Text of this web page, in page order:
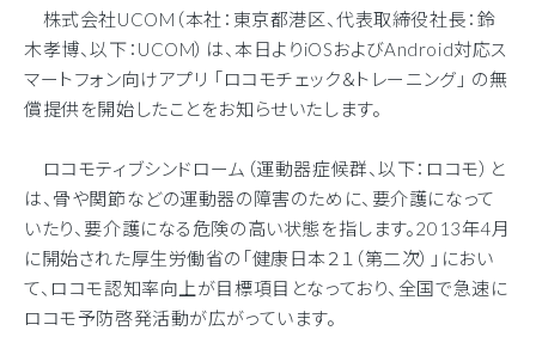
株式会社UCOM（本社：東京都港区、代表取締役社長：鈴
木孝博、以下：UCOM）は、本日よりiOSおよびAndroid対応ス
マートフォン向けアプリ 「ロコモチェック＆トレーニング」 の無
償提供を開始したことをお知らせいたします。
ロコモティブシンドローム（運動器症候群、以下：ロコモ）と
は、骨や関節などの運動器の障害のために、要介護になって
いたり、要介護になる危険の高い状態を指します。2013年4月
に開始された厚生労働省の「健康日本２１（第二次）」におい
て、ロコモ認知率向上が目標項目となっており、全国で急速に
ロコモ予防啓発活動が広がっています。